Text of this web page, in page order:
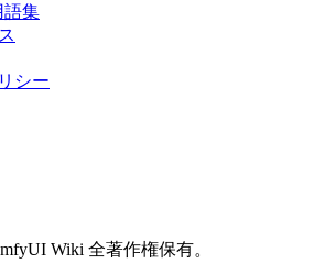
語集
シー
Wiki 全著作権保有。